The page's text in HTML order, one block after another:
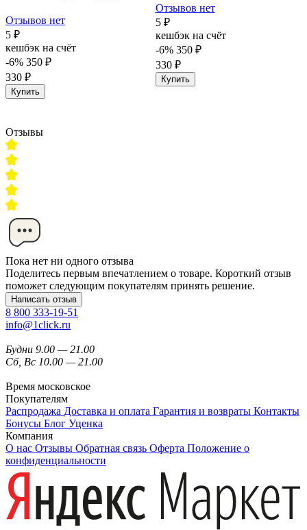
Отзывов нет
5 ₽
кешбэк на счёт
-6% 350 ₽
330 ₽
Купить
Отзывов нет
5 ₽
кешбэк на счёт
-6% 350 ₽
330 ₽
Купить
Отзывы
Пока нет ни одного отзыва
Поделитесь первым впечатлением о товаре. Короткий отзыв
поможет следующим покупателям принять решение.
Написать отзыв
8 800 333-19-51
info@1click.ru
Будни 9.00 — 21.00
Сб, Вс 10.00 — 21.00
Время московское
Покупателям
Распродажа Доставка и оплата Гарантия и возвраты Контакты
Бонусы Блог Уценка
Компания
О нас Отзывы Обратная связь Оферта Положение о
конфиденциальности